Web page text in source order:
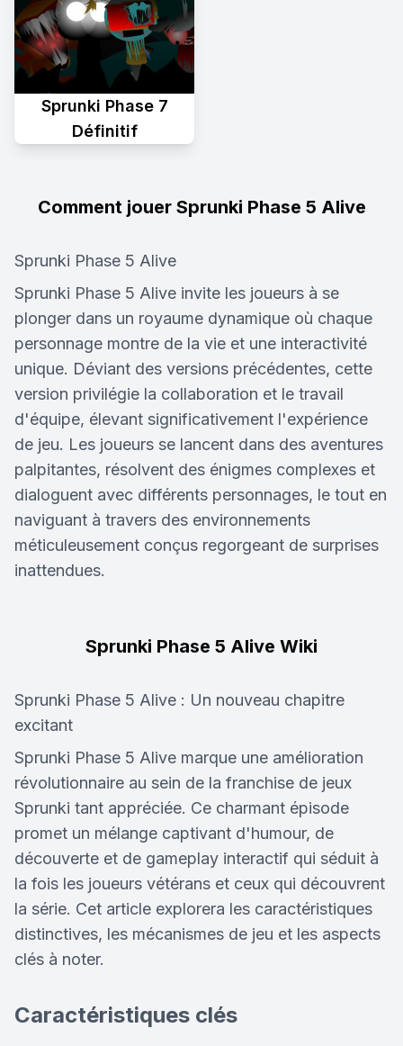
Sprunki Phase 7
Définitif
Comment jouer Sprunki Phase 5 Alive
Sprunki Phase 5 Alive
Sprunki Phase 5 Alive invite les joueurs à se
plonger dans un royaume dynamique où chaque
personnage montre de la vie et une interactivité
unique. Déviant des versions précédentes, cette
version privilégie la collaboration et le travail
d'équipe, élevant significativement l'expérience
de jeu. Les joueurs se lancent dans des aventures
palpitantes, résolvent des énigmes complexes et
dialoguent avec différents personnages, le tout en
naviguant à travers des environnements
méticuleusement conçus regorgeant de surprises
inattendues.
Sprunki Phase 5 Alive Wiki
Sprunki Phase 5 Alive : Un nouveau chapitre
excitant
Sprunki Phase 5 Alive marque une amélioration
révolutionnaire au sein de la franchise de jeux
Sprunki tant appréciée. Ce charmant épisode
promet un mélange captivant d'humour, de
découverte et de gameplay interactif qui séduit à
la fois les joueurs vétérans et ceux qui découvrent
la série. Cet article explorera les caractéristiques
distinctives, les mécanismes de jeu et les aspects
clés à noter.
Caractéristiques clés